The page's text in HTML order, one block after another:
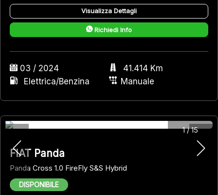
Visualizza Dettagli
Richiedi Info
03 / 2024
41.414 Km
Elettrica/Benzina
Manuale
1 /15
FIAT Panda
Panda Cross 1.0 FireFly S&S Hybrid
DISPONIBILE